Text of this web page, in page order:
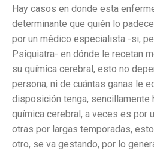
Hay casos en donde esta
determinante que quién lo
por un médico especialista -si,
Psiquiatra- en dónde le recetan
su química cerebral, esto no
persona, ni de cuántas ganas le
disposición tenga, sencillamente
química cerebral, a veces es por
otras por largas temporadas,
otro, se va gestando, por lo